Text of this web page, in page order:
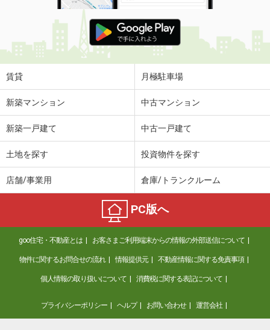
賃貸 月極駐車場
新築マンション 中古マンション
新築一戸建て 中古一戸建て
土地を探す 投資物件を探す
店舗/事業用 倉庫/トランクルーム
PC版へ
goo住宅・不動産とは お客さまご利用端末からの情報の外部送信について
物件に関するお問合せの流れ 情報提供元 不動産情報に関する免責事項
個人情報の取り扱いについて 消費税に関する表記について
プライバシーポリシー ヘルプ お問い合わせ 運営会社